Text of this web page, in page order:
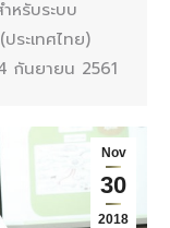
หรับระบบ
ระเทศไทย)
กันยายน 2561
Nov
30
2018